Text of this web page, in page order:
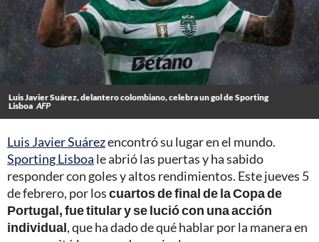
Luis Javier Suárez, delantero colombiano, celebra un gol de Sporting
Lisboa AFP
Luis Javier Suárezencontró su lugar en el mundo.
Sporting Lisboa le abrió las puertas y ha sabido
responder con goles y altos rendimientos. Este jueves 5
de febrero, por loscuartos de final de la Copa de
Portugal, fue titular y se lució con una acción
individual, que ha dado de qué hablar por la manera en